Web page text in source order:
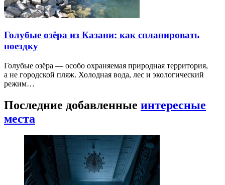
Голубые озёра из Казани: как спланировать
поездку
Голубые озёра — особо охраняемая природная территория,
а не городской пляж. Холодная вода, лес и экологический
режим…
Последние добавленные интересные
места